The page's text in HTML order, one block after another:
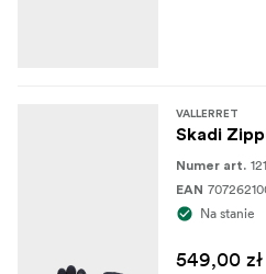
VALLERRET
Skadi
Numer art.
EAN
Na stanie
549,00 zł